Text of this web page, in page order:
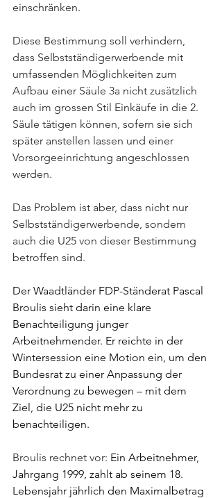
einschränken.
Diese Bestimmung soll verhindern,
dass Selbstständigerwerbende mit
umfassenden Möglichkeiten zum
Aufbau einer Säule 3a nicht zusätzlich
auch im grossen Stil Einkäufe in die 2.
Säule tätigen können, sofern sie sich
später anstellen lassen und einer
Vorsorgeeinrichtung angeschlossen
werden.
Das Problem ist aber, dass nicht nur
Selbstständigerwerbende, sondern
auch die U25 von dieser Bestimmung
betroffen sind.
Der Waadtländer FDP-Ständerat Pascal
Broulis sieht darin eine klare
Benachteiligung junger
Arbeitnehmender. Er reichte in der
Wintersession eine Motion ein, um den
Bundesrat zu einer Anpassung der
Verordnung zu bewegen – mit dem
Ziel, die U25 nicht mehr zu
benachteiligen.
Broulis rechnet vor: Ein Arbeitnehmer,
Jahrgang 1999, zahlt ab seinem 18.
Lebensjahr jährlich den Maximalbetrag